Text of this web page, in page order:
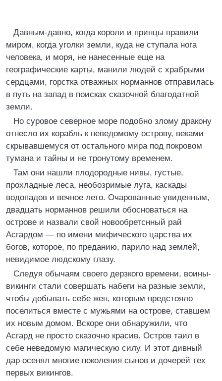
Давным-давно, когда короли и принцы правили
миром, когда уголки земли, куда не ступала нога
человека, и моря, не нанесенные еще на
географические карты, манили людей с храбрыми
сердцами, горстка отважных норманнов отправилась
в путь на запад в поисках сказочной благодатной
земли.
Но суровое северное море подобно злому дракону
отнесло их корабль к неведомому острову, веками
скрывавшемуся от остального мира под покровом
тумана и тайны и не тронутому временем.
Там они нашли плодородные нивы, густые,
прохладные леса, необозримые луга, каскады
водопадов и вечное лето. Очарованные увиденным,
двадцать норманнов решили обосноваться на
острове и назвали свой новообретснный рай
Асгардом — по имени мифического царства их
богов, которое, по преданию, парило над землей,
невидимое людскому глазу.
Следуя обычаям своего дерзкого времени, воины-
викинги стали совершать набеги на разные земли,
чтобы добывать себе жен, которым предстояло
поселиться вместе с мужьями на острове, ставшем
их новым домом. Вскоре они обнаружили, что
Асгард не просто сказочно красив. Остров таил в
себе неведомую магическую силу. И этот дивный
дар осенял многие поколения сынов и дочерей тех
первых викингов.